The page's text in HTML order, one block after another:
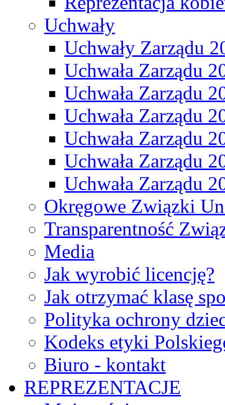
Uchwały
Uchwały Zarządu
Uchwała Zarządu
Uchwała Zarządu
Uchwała Zarządu
Uchwała Zarządu
Uchwała Zarządu
Uchwała Zarządu
Okręgowe Związki
Transparentność
Media
Jak wyrobić licencję?
Jak otrzymać klasę
Polityka ochrony
Kodeks etyki
Biuro - kontakt
REPREZENTACJE